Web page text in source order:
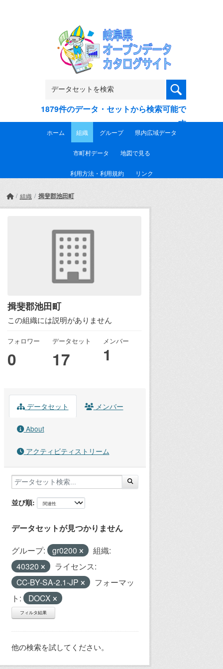
1879件のデータ・セットから検索可能で
す
ホーム 組織 グループ 県内広域データ
市町村データ 地図で見る
利用方法・利用規約 リンク
組織 揖斐郡池田町
揖斐郡池田町
この組織には説明がありません
フォロワー
0
データセット
17
メンバー
1
データセット メンバー
About
アクティビティストリーム
並び順
データセットが見つかりません
グループ: gr0200
組織:
40320
ライセンス:
CC-BY-SA-2.1-JP
フォーマッ
ト:
DOCX
フィルタ結果
他の検索を試してください。